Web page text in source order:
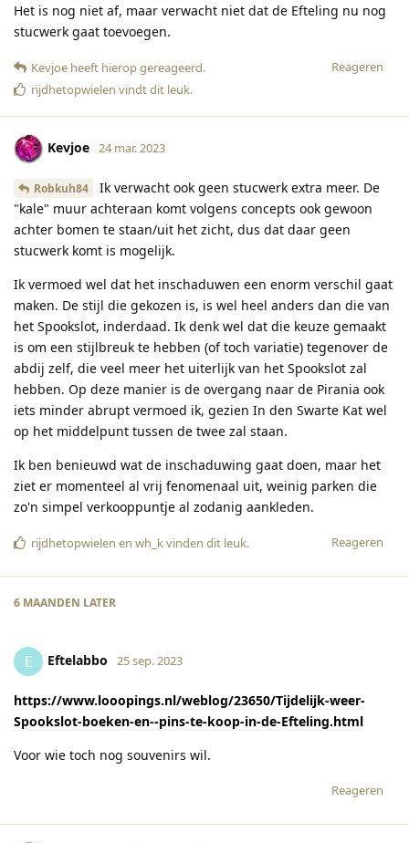
Het is nog niet af, maar verwacht niet dat de Efteling nu nog
stucwerk gaat toevoegen.
Reageren
Kevjoe heeft hierop gereageerd.
rijdhetopwielen vindt dit leuk.
Kevjoe 24 mar. 2023
Robkuh84
Ik verwacht ook geen stucwerk extra meer. De
"kale" muur achteraan komt volgens concepts ook gewoon
achter bomen te staan/uit het zicht, dus dat daar geen
stucwerk komt is mogelijk.
Ik vermoed wel dat het inschaduwen een enorm verschil gaat
maken. De stijl die gekozen is, is wel heel anders dan die van
het Spookslot, inderdaad. Ik denk wel dat die keuze gemaakt
is om een stijlbreuk te hebben (of toch variatie) tegenover de
abdij zelf, die veel meer het uiterlijk van het Spookslot zal
hebben. Op deze manier is de overgang naar de Pirania ook
iets minder abrupt vermoed ik, gezien In den Swarte Kat wel
op het middelpunt tussen de twee zal staan.
Ik ben benieuwd wat de inschaduwing gaat doen, maar het
ziet er momenteel al vrij fenomenaal uit, weinig parken die
zo'n simpel verkooppuntje al zodanig aankleden.
Reageren
rijdhetopwielen en wh_kvinden dit leuk.
6 MAANDEN LATER
E Eftelabbo 25 sep. 2023
https://www.looopings.nl/weblog/23650/Tijdelijk-weer-
Spookslot-boeken-en--pins-te-koop-in-de-Efteling.html
Voor wie toch nog souvenirs wil.
Reageren